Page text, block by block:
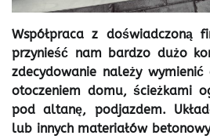
Współpraca z doświadczoną
przynieść nam bardzo dużo
zdecydowanie należy wymienić
otoczeniem domu, ścieżkami
pod altanę, podjazdem.
lub innych materiałów